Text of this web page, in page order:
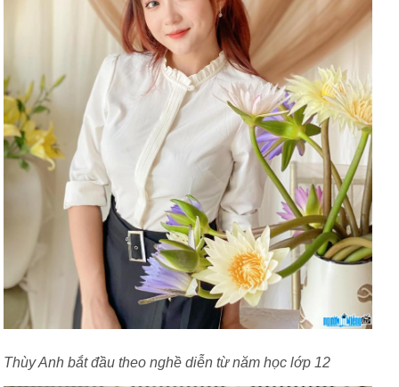
Thùy Anh bắt đầu theo nghề diễn từ năm học lớp 12